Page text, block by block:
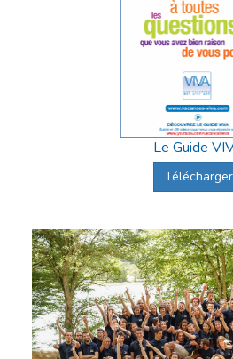
Le Guide
Télécharger